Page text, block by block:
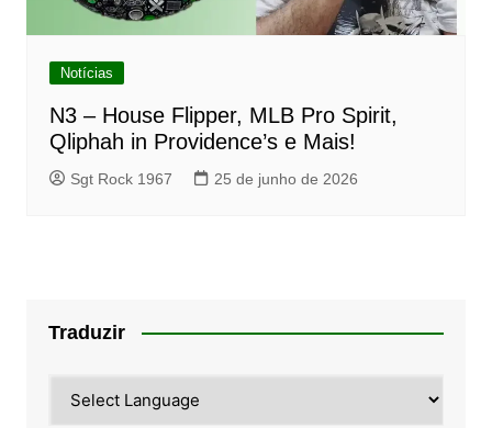
Notícias
N3 – House Flipper, MLB Pro Spirit,
Qliphah in Providence’s e Mais!
Sgt Rock 1967 25 de junho de 2026
Traduzir